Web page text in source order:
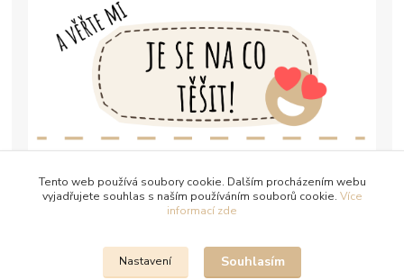
Tento web používá soubory cookie. Dalším procházením webu
vyjadřujete souhlas s naším používáním souborů cookie. Více
informací zde
Nastavení Souhlasím